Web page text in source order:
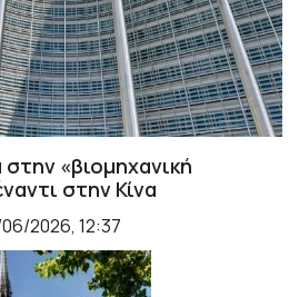
«βιομηχανική
στην Κίνα
2026, 12:37